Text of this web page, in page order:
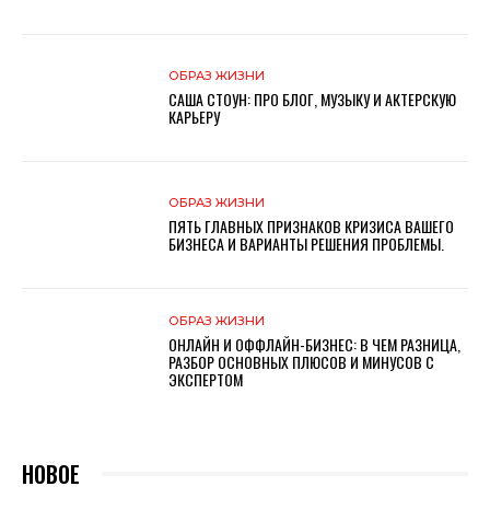
ОБРАЗ ЖИЗНИ
САША СТОУН: ПРО БЛОГ, МУЗЫКУ И АКТЕРСКУЮ
КАРЬЕРУ
ОБРАЗ ЖИЗНИ
ПЯТЬ ГЛАВНЫХ ПРИЗНАКОВ КРИЗИСА ВАШЕГО
БИЗНЕСА И ВАРИАНТЫ РЕШЕНИЯ ПРОБЛЕМЫ.
ОБРАЗ ЖИЗНИ
ОНЛАЙН И ОФФЛАЙН-БИЗНЕС: В ЧЕМ РАЗНИЦА,
РАЗБОР ОСНОВНЫX ПЛЮСОВ И МИНУСОВ С
ЭКСПЕРТОМ
НОВОЕ